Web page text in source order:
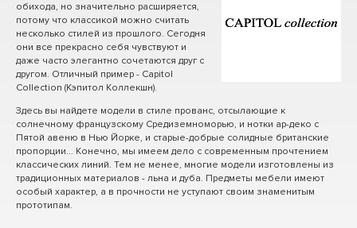
обихода, но значительно расширяется,
потому что классикой можно считать
несколько стилей из прошлого. Сегодня
они все прекрасно себя чувствуют и
даже часто элегантно сочетаются друг с
другом. Отличный пример - Capitol
Collection (Кэпитол Коллекшн).
Здесь вы найдете модели в стиле прованс, отсылающие к
солнечному французскому Средиземноморью, и нотки ар-деко с
Пятой авеню в Нью Йорке, и старые-добрые солидные британские
пропорции... Конечно, мы имеем дело с современным прочтением
классических линий. Тем не менее, многие модели изготовлены из
традиционных материалов - льна и дуба. Предметы мебели имеют
особый характер, а в прочности не уступают своим знаменитым
прототипам.